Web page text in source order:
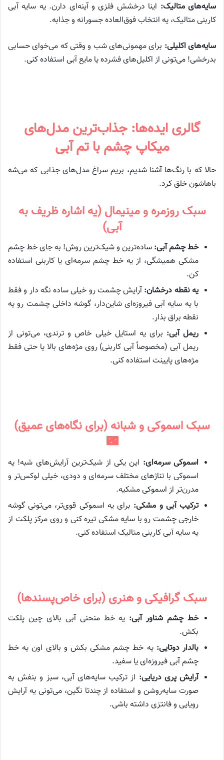
سایه‌های متالیک: اینا درخشش فلزی و آینه‌ای دارن. یه سایه آبی
کاربنی متالیک، یه انتخاب فوق‌العاده جسورانه و جذابه.
سایه‌های اکلیلی: برای مهمونی‌های شب و وقتی که می‌خوای حسابی
بدرخشی! می‌تونی از اکلیل‌های فشرده یا مایع آبی استفاده کنی.
گالری ایده‌ها: جذاب‌ترین مدل‌های
میکاپ چشم با تم آبی
حالا که با رنگ‌ها آشنا شدیم، بریم سراغ مدل‌های جذابی که می‌شه
باهاشون خلق کرد.
سبک روزمره و مینیمال (یه اشاره ظریف به
آبی)
خط چشم آبی: ساده‌ترین و شیک‌ترین روش! به جای خط چشم
مشکی همیشگی، از یه خط چشم سرمه‌ای یا کاربنی استفاده
کن.
یه نقطه درخشان:آرایش چشمت رو خیلی ساده نگه دار و فقط
با یه سایه آبی فیروزه‌ای شاین‌دار، گوشه داخلی چشمت رو یه
نقطه براق بذار.
ریمل آبی: برای یه استایل خیلی خاص و ترندی، می‌تونی از
ریمل آبی (مخصوصاً آبی کاربنی) روی مژه‌های بالا یا حتی فقط
مژه‌های پایینت استفاده کنی.
سبک اسموکی و شبانه (برای نگاه‌های عمیق)
🌃
اسموکی سرمه‌ای: این یکی از شیک‌ترین آرایش‌های شبه! یه
اسموکی با تناژهای مختلف سرمه‌ای و دودی، خیلی لوکس‌تر و
مدرن‌تر از اسموکی مشکیه.
ترکیب آبی و مشکی: برای یه اسموکی قوی‌تر، می‌تونی گوشه
خارجی چشمت رو با سایه مشکی تیره کنی و روی مرکز پلکت از
یه سایه آبی کاربنی متالیک استفاده کنی.
سبک گرافیکی و هنری (برای خاص‌پسندها)
خط چشم شناور آبی: یه خط منحنی آبی بالای چین پلکت
بکش.
بالدار دوتایی: یه خط چشم مشکی بکش و بالای اون یه خط
چشم آبی فیروزه‌ای یا سفید.
آرایش پری دریایی: از ترکیب سایه‌های آبی، سبز و بنفش به
صورت سایه‌روشن و استفاده از چندتا نگین، می‌تونی یه آرایش
رویایی و فانتزی داشته باشی.